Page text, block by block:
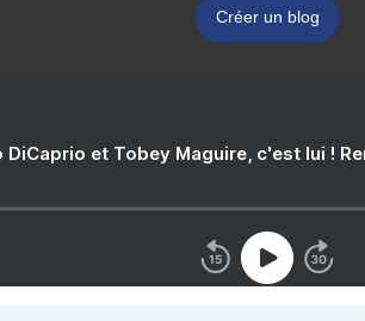
Créer un blog
DiCaprio et Tobey Maguire, c'est lui !